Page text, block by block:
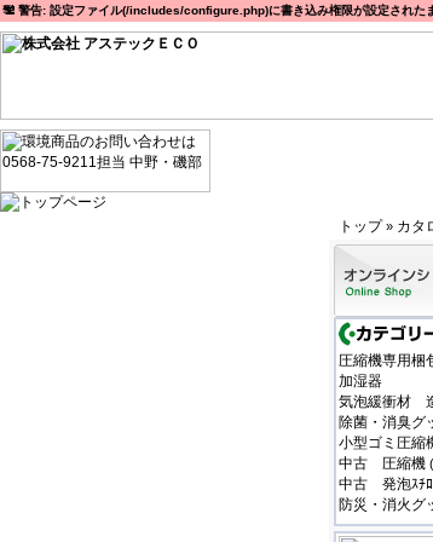
警告: 設定ファイル(/includes/configure.php)に書き込み権限が設定され
トップ» カタ
圧縮機専用梱
加湿器
気泡緩衝材
除菌・消臭グ
小型ゴミ圧縮
中古 圧縮機
中古 発泡ｽﾁﾛ
防災・消火グ